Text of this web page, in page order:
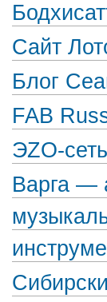
Сайт
Блог
FAB
ЭZО-сеть
Варга —